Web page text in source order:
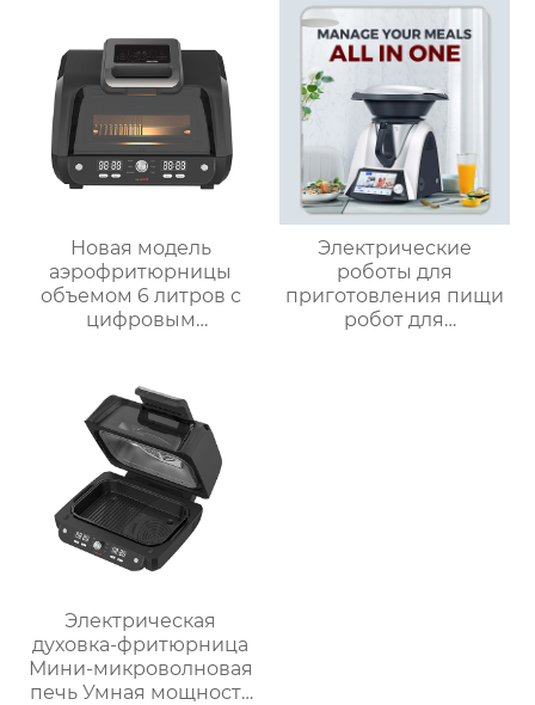
Новая модель
аэрофритюрницы
объемом 6 литров с
цифровым
функциями Духовка
Электрическая
интеллектуальная
воздушная
фритюрница
Хрустящий Готовит
без масла
Электрические
роботы для
приготовления пищи
робот для
Электрическая
духовка-фритюрница
Мини-микроволновая
печь Умная мощность